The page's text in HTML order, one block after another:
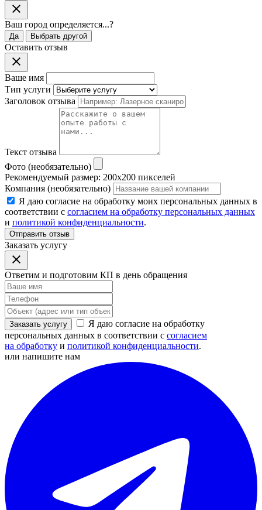
Ваш город определяется...?
Да Выбрать другой
Оставить отзыв
Ваше имя
Тип услуги
Заголовок отзыва
Текст отзыва
Фото (необязательно)
Рекомендуемый размер: 200x200 пикселей
Компания (необязательно)
Я даю согласие на обработку моих персональных данных в
соответствии с согласием на обработку персональных данных
и политикой конфиденциальности.
Отправить отзыв
Заказать услугу
Ответим и подготовим КП в день обращения
Заказать услугу
Я даю согласие на обработку
персональных данных в соответствии с согласием
на обработку и политикой конфиденциальности.
или напишите нам